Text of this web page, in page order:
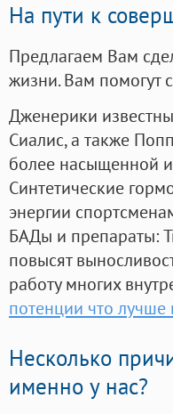
На пути к
Предлагаем Вам
жизни. Вам помогут
Дженерики
Сиалис, а также
более насыщенной
Синтетические
энергии
БАДы и препараты:
повысят
работу многих
потенции что лучше
Несколько
именно у нас?